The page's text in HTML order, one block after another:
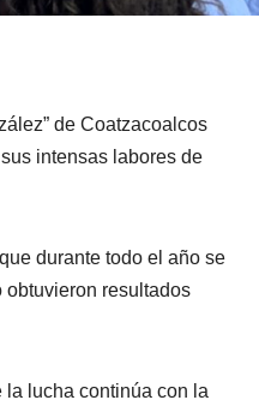
de Coatzacoalcos
intensas labores de
durante todo el año se
obtuvieron resultados
la lucha continúa con la